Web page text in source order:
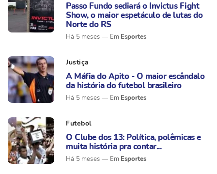
Passo Fundo sediará o Invictus Fight
Show, o maior espetáculo de lutas do
Norte do RS
Há 5 meses Esportes
Justiça
A Máfia do Apito - O maior escândalo
da história do futebol brasileiro
Há 5 meses Esportes
Futebol
O Clube dos 13: Política, polêmicas e
muita história pra contar...
Há 5 meses Esportes